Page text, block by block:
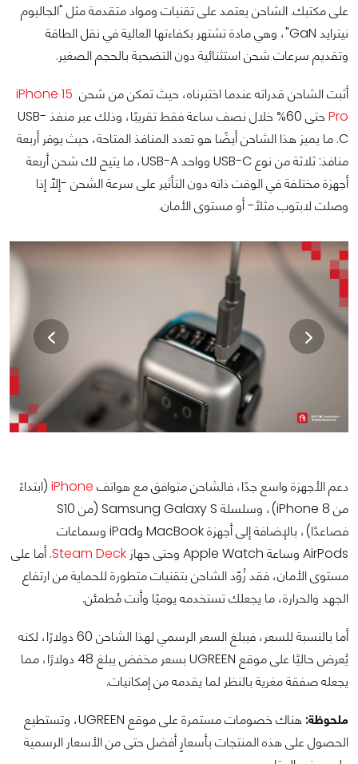
على مكتبك. الشاحن يعتمد على تقنيات ومواد متقدمة مثل "الجاليوم
نيترايد GaN"، وهي مادة تشتهر بكفاءتها العالية في نقل الطاقة
وتقديم سرعات شحن استثنائية دون التضحية بالحجم الصغير.
أثبت الشاحن قدراته عندما اختبرناه، حيث تمكن من شحن iPhone 15
Pro
حتى 60% خلال نصف ساعة فقط تقريبًا، وذلك عبر منفذ USB-
C. ما يميز هذا الشاحن أيضًا هو تعدد المنافذ المتاحة، حيث يوفر أربعة
منافذ: ثلاثة من نوع USB-C وواحد USB-A، ما يتيح لك شحن أربعة
أجهزة مختلفة في الوقت ذاته دون التأثير على سرعة الشحن -إلّا إذا
وصلت لابتوب مثلًا- أو مستوى الأمان.
دعم الأجهزة واسع جدًا، فالشاحن متوافق مع هواتف iPhone (ابتداءً
من iPhone 8)، وسلسلة Samsung Galaxy S (من S10
فصاعدًا)، بالإضافة إلى أجهزة MacBook وiPad وسماعات
AirPods وساعة Apple Watch وحتى جهاز
Steam Deck. أما على
مستوى الأمان، فقد زُوّد الشاحن بتقنيات متطورة للحماية من ارتفاع
الجهد والحرارة، ما يجعلك تستخدمه يوميًا وأنت مُطمئن.
أما بالنسبة للسعر، فيبلغ السعر الرسمي لهذا الشاحن 60 دولارًا، لكنه
يُعرض حاليًا على موقع UGREEN بسعر مخفض يبلغ 48 دولارًا، مما
يجعله صفقة مغرية بالنظر لما يقدمه من إمكانيات.
ملحوظة:
هناك خصومات مستمرة على موقع UGREEN، وتستطيع
الحصول على هذه المنتجات بأسعارٍ أفضل حتى من الأسعار الرسمية